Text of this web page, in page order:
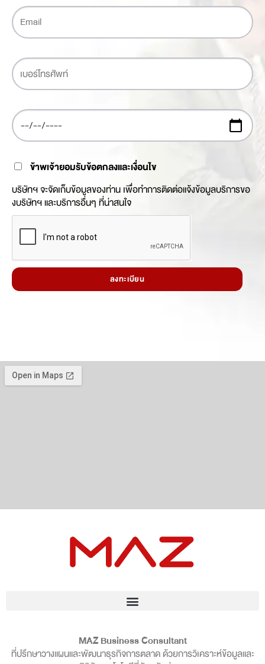
ข้าพเจ้ายอมรับข้อตกลงและเงื่อนไข
บริษัทฯ จะจัดเก็บข้อมูลของท่าน เพื่อทำการติดต่อแจ้งข้อมูลบริการขอ
งบริษัทฯ และบริการอื่นๆ ที่น่าสนใจ
ลงทะเบียน
MAZ Business Consultant
ที่ปรึกษาวางแผนและพัฒนาธุรกิจการตลาด ด้วยการวิเคราะห์ข้อมูลและ